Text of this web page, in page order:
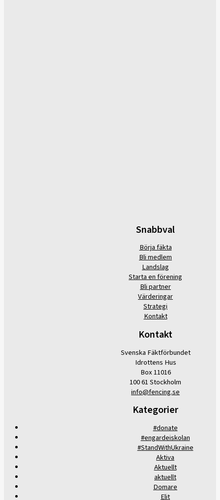
Snabbval
Börja fäkta
Bli medlem
Landslag
Starta en förening
Bli partner
Värderingar
Strategi
Kontakt
Kontakt
Svenska Fäktförbundet
Idrottens Hus
Box 11016
100 61 Stockholm
info@fencing.se
Kategorier
#donate
#engardeiskolan
#StandWithUkraine
Aktiva
Aktuellt
aktuellt
Domare
Elit